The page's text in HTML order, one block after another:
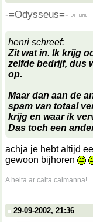
-=Odysseus=-
henri schreef:
Zit wat in. Ik krijg
zelfde bedrijf, dus
op.
Maar dan aan de
spam van totaal
krijg en waar ik
Das toch een
achja je hebt altijd
gewoon bijhoren
A helta ar caita caimanna!
29-09-2002, 21:36